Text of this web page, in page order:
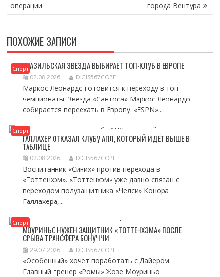
операции
города Вентура
ПОХОЖИЕ ЗАПИСИ
СпортБРАЗИЛЬСКАЯ ЗВЕЗДА ВЫБИРАЕТ ТОП-КЛУБ В ЕВРОПЕ
02.08.2026 DIGIS567COPE
Маркос Леонардо готовится к переходу в топ-
чемпионаты. Звезда «Сантоса» Маркос Леонардо
собирается переехать в Европу. «ESPN»...
Спорт
ГАЛЛАХЕР ОТКАЗАЛ КЛУБУ АПЛ, КОТОРЫЙ ИДЁТ ВЫШЕ В
ТАБЛИЦЕ
02.08.2026 DIGIS567COPE
Воспитанник «Синих» против перехода в
«Тоттенхэм». «Тоттенхэм» уже давно связан с
переходом полузащитника «Челси» Конора
Галлахера,...
Спорт
МОУРИНЬО НУЖЕН ЗАЩИТНИК «ТОТТЕНХЭМА» ПОСЛЕ
СРЫВА ТРАНСФЕРА БОНУЧЧИ
29.07.2026 DIGIS567COPE
«Особенный» хочет поработать с Дайером.
Главный тренер «Ромы» Жозе Моуриньо